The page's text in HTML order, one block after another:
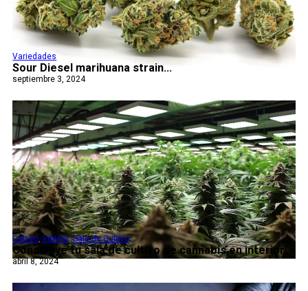
Sour Diesel marihuana strain...
Variedades
septiembre 3, 2024
Construye tu sala de cultivo de cannabis en interior...
Cultivo, Interior,Sala de Cultivo
abril 8, 2024